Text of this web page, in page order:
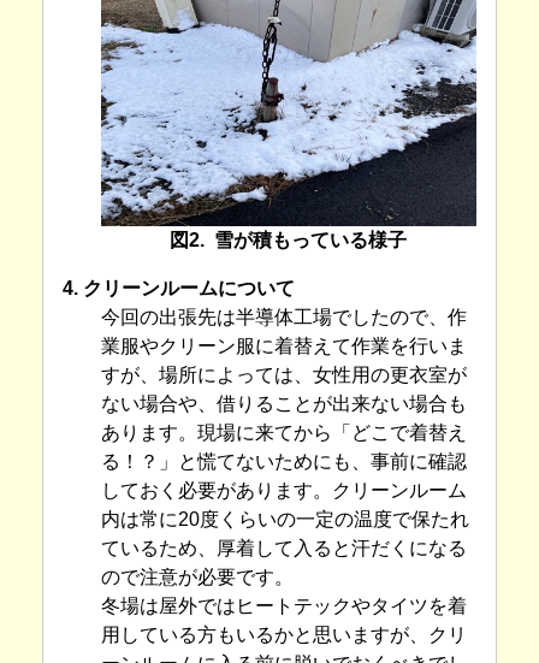
図2. 雪が積もっている様子
4. クリーンルームについて
今回の出張先は半導体工場でしたので、作
業服やクリーン服に着替えて作業を行いま
すが、場所によっては、女性用の更衣室が
ない場合や、借りることが出来ない場合も
あります。現場に来てから「どこで着替え
る！？」と慌てないためにも、事前に確認
しておく必要があります。クリーンルーム
内は常に20度くらいの一定の温度で保たれ
ているため、厚着して入ると汗だくになる
ので注意が必要です。
冬場は屋外ではヒートテックやタイツを着
用している方もいるかと思いますが、クリ